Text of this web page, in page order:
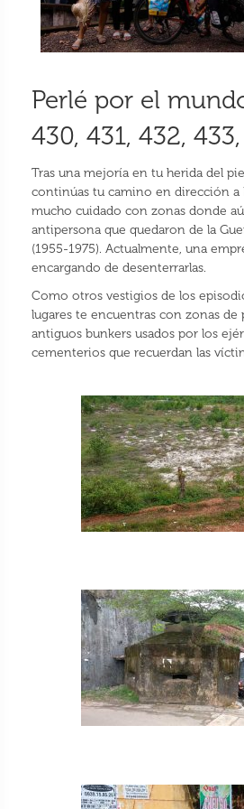
Perlé por el
430, 431, 432,
Tras una mejoría en tu herida del
continúas tu camino en dirección a
mucho cuidado con zonas donde
antipersona que quedaron de la
(1955-1975). Actualmente, una
encargando de desenterrarlas.
Como otros vestigios de los
lugares te encuentras con zonas de
antiguos bunkers usados por los
cementerios que recuerdan las